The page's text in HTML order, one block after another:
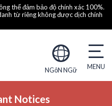
thể đảm bảo độ chính xác 100%.
từ riêng không được dịch chính
NGôN NGữ
Notices